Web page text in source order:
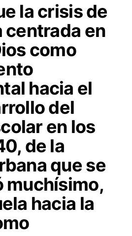
la crisis de
centrada en
como
hacia el
del
en los
de la
que se
muchísimo,
hacia la